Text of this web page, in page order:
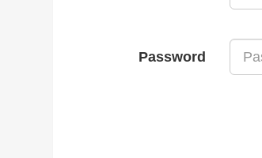
Password